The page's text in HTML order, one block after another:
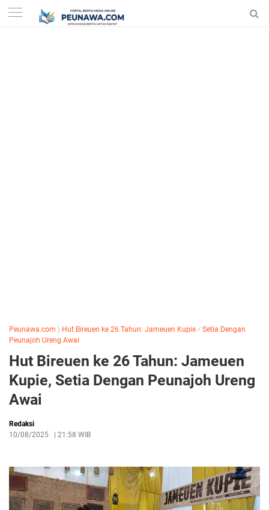
Peunawa.com 〉 Hut Bireuen ke 26 Tahun: Jameuen Kupie ⁄ Setia Dengan
Peunajoh Ureng Awai
Hut Bireuen ke 26 Tahun: Jameuen
Kupie, Setia Dengan Peunajoh Ureng
Awai
Redaksi
10/08/2025
21:58 WIB